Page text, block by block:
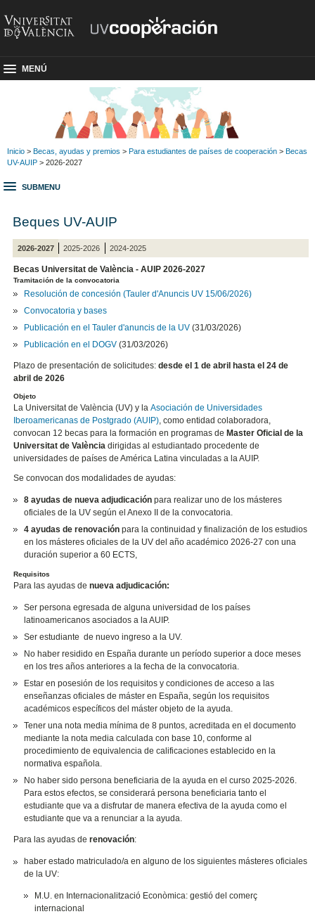
MENÚ
Inicio > Becas, ayudas y premios > Para estudiantes de países de cooperación > Becas
UV-AUIP > 2026-2027
SUBMENU
Beques UV-AUIP
2026-2027 2025-2026 2024-2025
Becas Universitat de València - AUIP 2026-2027
Tramitación de la convocatoria
Resolución de concesión (Tauler d'Anuncis UV 15/06/2026)
Convocatoria y bases
Publicación en el Tauler d'anuncis de la UV (31/03/2026)
Publicación en el DOGV(31/03/2026)
Plazo de presentación de solicitudes:desde el 1 de abril hasta el 24 de
abril de 2026
Objeto
La Universitat de València (UV) y laAsociación de Universidades
Iberoamericanas de Postgrado (AUIP), como entidad colaboradora,
convocan 12 becas para la formación en programas de Master Oficial de la
Universitat de València dirigidas al estudiantado procedente de
universidades de países de América Latina vinculadas a la AUIP.
Se convocan dos modalidades de ayudas:
8 ayudas de nueva adjudicaciónpara realizar uno de los másteres
oficiales de la UV según el Anexo II de la convocatoria.
4 ayudas de renovación para la continuidad y finalización de los estudios
en los másteres oficiales de la UV del año académico 2026-27 con una
duración superior a 60 ECTS,
Requisitos
Para las ayudas denueva adjudicación:
Ser persona egresada de alguna universidad de los países
latinoamericanos asociados a la AUIP.
Ser estudiante de nuevo ingreso a la UV.
No haber residido en España durante un período superior a doce meses
en los tres años anteriores a la fecha de la convocatoria.
Estar en posesión de los requisitos y condiciones de acceso a las
enseñanzas oficiales de máster en España, según los requisitos
académicos específicos del máster objeto de la ayuda.
Tener una nota media mínima de 8 puntos, acreditada en el documento
mediante la nota media calculada con base 10, conforme al
procedimiento de equivalencia de calificaciones establecido en la
normativa española.
No haber sido persona beneficiaria de la ayuda en el curso 2025-2026.
Para estos efectos, se considerará persona beneficiaria tanto el
estudiante que va a disfrutar de manera efectiva de la ayuda como el
estudiante que va a renunciar a la ayuda.
Para las ayudas derenovación:
haber estado matriculado/a en alguno de los siguientes másteres oficiales
de la UV:
M.U. en Internacionalització Econòmica: gestió del comerç
internacional